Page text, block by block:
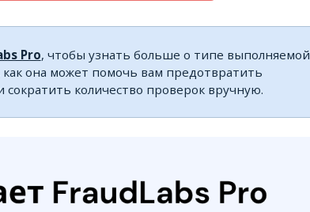
Pro, чтобы узнать больше о типе выполняемой
она может помочь вам предотвратить
количество проверок вручную.